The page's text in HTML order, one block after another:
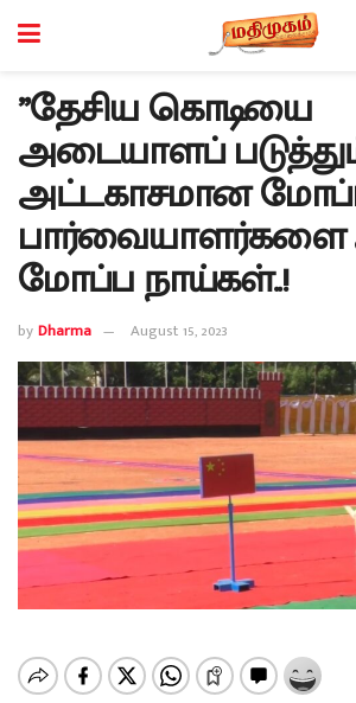
”தேசிய கொடியை
அடையாளப்
அட்டகாசமான
பார்வையாளர்களை
மோப்ப நாய்கள்..!
byDharma August 15, 2023